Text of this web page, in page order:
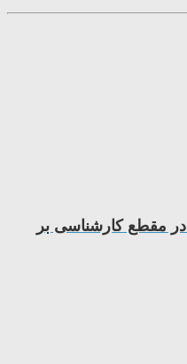
مقطع کارشناسی بر